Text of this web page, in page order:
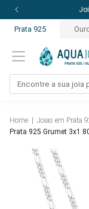
Prata 925
Home Joias em Prata
Prata 925 Grumet 3x1